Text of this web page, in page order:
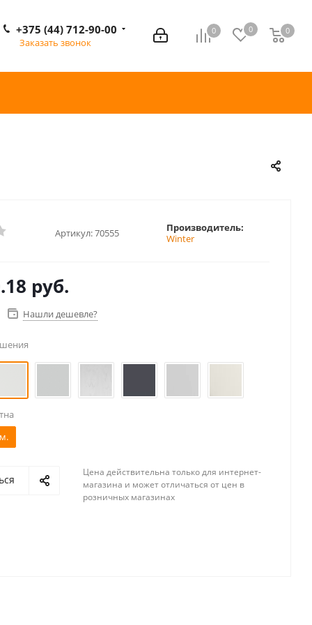
0 0 0
0
+375 (44) 712-90-00
Заказать звонок
Артикул:70555
Производитель:
Winter
руб.
Нашли дешевле?
Цена действительна только для интернет-
магазина и может отличаться от цен в
розничных магазинах